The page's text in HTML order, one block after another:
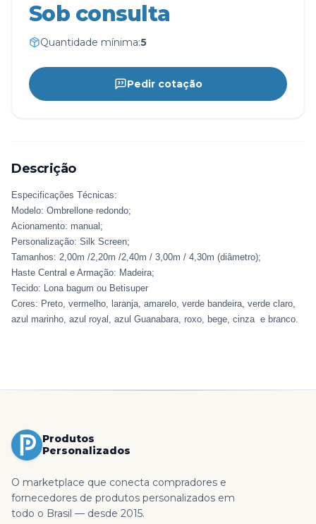
Sob consulta
Quantidade mínima:5
Pedir cotação
Descrição
Especificações Técnicas:
Modelo: Ombrellone redondo;
Acionamento: manual;
Personalização: Silk Screen;
Tamanhos: 2,00m /2,20m /2,40m / 3,00m / 4,30m (diâmetro);
Haste Central e Armação: Madeira;
Tecido: Lona bagum ou Betisuper
Cores: Preto, vermelho, laranja, amarelo, verde bandeira, verde claro,
azul marinho, azul royal, azul Guanabara, roxo, bege, cinza e branco.
Produtos
Personalizados
O marketplace que conecta compradores e
fornecedores de produtos personalizados em
todo o Brasil — desde 2015.